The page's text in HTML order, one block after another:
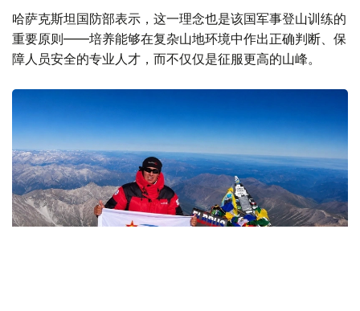
哈萨克斯坦国防部表示，这一理念也是该国军事登山训练的
重要原则——培养能够在复杂山地环境中作出正确判断、保
障人员安全的专业人才，而不仅仅是征服更高的山峰。